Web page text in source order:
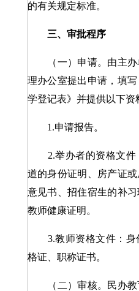
的有关规定标准。
三、审批程序
（一）申请。由主办
理办公室提出申请，填
学登记表》并提供以下资
1.申请报告。
2.举办者的资格文件
道的身份证明、房产证
意见书、招住宿生的补习
教师健康证明。
3.教师资格文件：身
格证、职称证书。
（二）审核。民办教